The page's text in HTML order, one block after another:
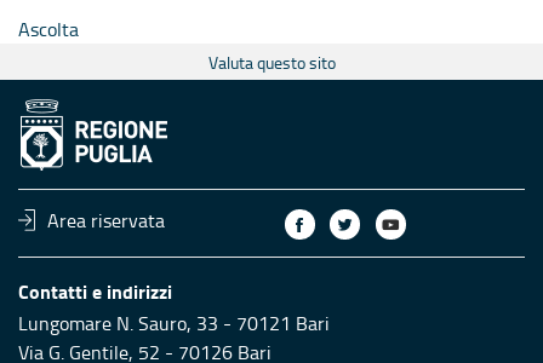
Ascolta
Valuta questo sito
Area riservata
Contatti e indirizzi
Lungomare N. Sauro, 33 - 70121 Bari
Via G. Gentile, 52 - 70126 Bari